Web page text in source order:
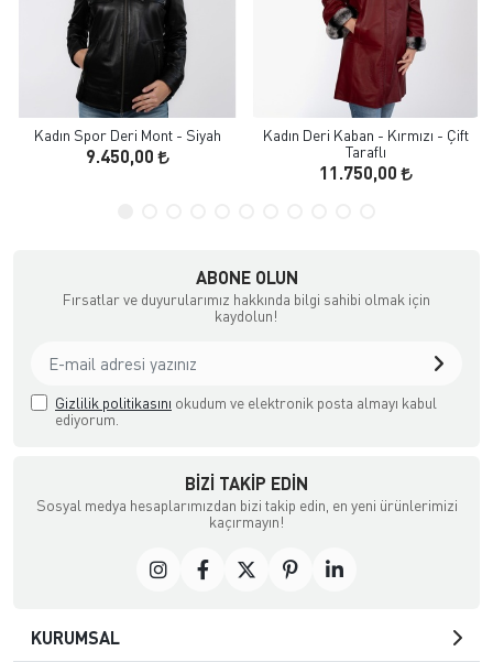
Kadın Spor Deri Mont - Siyah
9.450,00
Kadın Deri Kaban - Kırmızı - Çift
Taraflı
11.750,00
ABONE OLUN
Fırsatlar ve duyurularımız hakkında bilgi sahibi olmak için
kaydolun!
Gizlilik politikasını okudum ve elektronik posta almayı kabul
ediyorum.
BIZI TAKIP EDIN
Sosyal medya hesaplarımızdan bizi takip edin, en yeni ürünlerimizi
kaçırmayın!
KURUMSAL